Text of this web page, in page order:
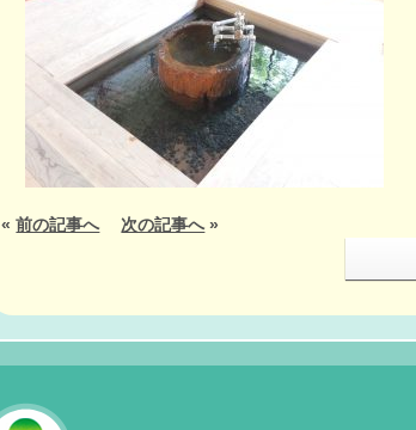
«前の記事へ 次の記事へ »